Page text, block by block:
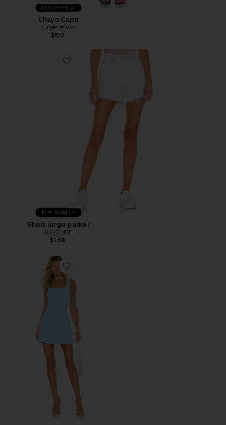
Más Vendido
Chaya Capri
superdown
$60
Favorite Short largo parker
Más Vendido
Short largo parker
AGOLDE
$158
Favorite MINIVESTIDO ACE